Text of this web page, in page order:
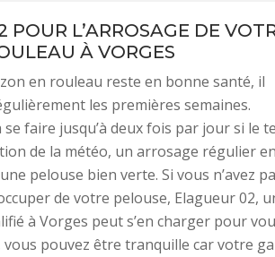
POUR L’ARROSAGE DE
À VORGES
en rouleau reste en bonne santé, il
les premières semaines.
faire jusqu’à deux fois par jour si le
de la météo, un arrosage régulier
pelouse bien verte. Si vous n’avez
de votre pelouse, Elagueur 02,
à Vorges peut s’en charger pour
vous pouvez être tranquille car votre